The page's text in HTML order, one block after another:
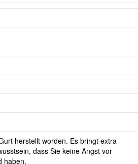
herstellt worden. Es bringt extra
dass Sie keine Angst vor
haben.